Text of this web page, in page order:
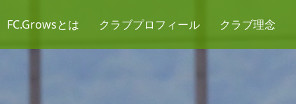
FC.Growsとは クラブプロフィール クラブ理念